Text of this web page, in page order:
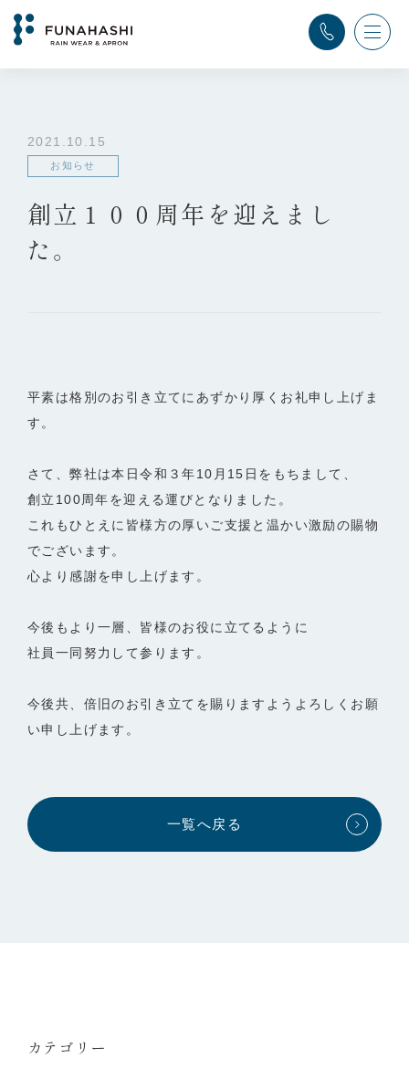
TOP 創立１００周年を迎えました。
2021.10.15
お知らせ
創立１００周年を迎えまし
た。
平素は格別のお引き立てにあずかり厚くお礼申し上げま
す。
さて、弊社は本日令和３年10月15日をもちまして、
創立100周年を迎える運びとなりました。
これもひとえに皆様方の厚いご支援と温かい激励の賜物
でございます。
心より感謝を申し上げます。
今後もより一層、皆様のお役に立てるように
社員一同努力して参ります。
今後共、倍旧のお引き立てを賜りますようよろしくお願
い申し上げます。
一覧へ戻る
カテゴリー